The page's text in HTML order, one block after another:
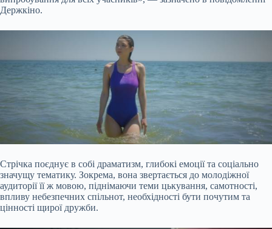
Держкіно.
Стрічка поєднує в собі драматизм, глибокі емоції та соціально
значущу тематику. Зокрема, вона звертається до молодіжної
аудиторії її ж мовою, піднімаючи теми цькування, самотності,
впливу небезпечних спільнот, необхідності бути почутим та
цінності щирої дружби.